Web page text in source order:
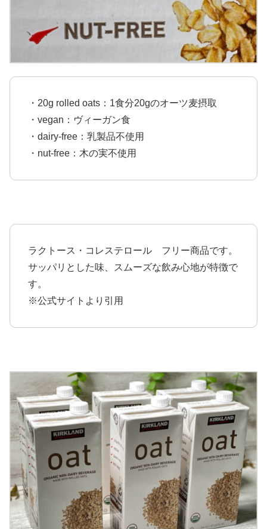
・20g rolled oats：1食分20gのオーツ麦摂取
・vegan：ヴィーガン食
・dairy-free：乳製品不使用
・nut-free：木の実不使用
ラクトース・コレステロール フリー商品です。
サッパリとした味、スムーズな飲み心地が特徴で
す。
※公式サイトより引用